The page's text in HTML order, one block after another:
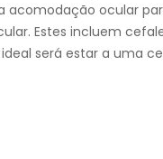
acomodação ocular
Estes incluem
será estar a uma